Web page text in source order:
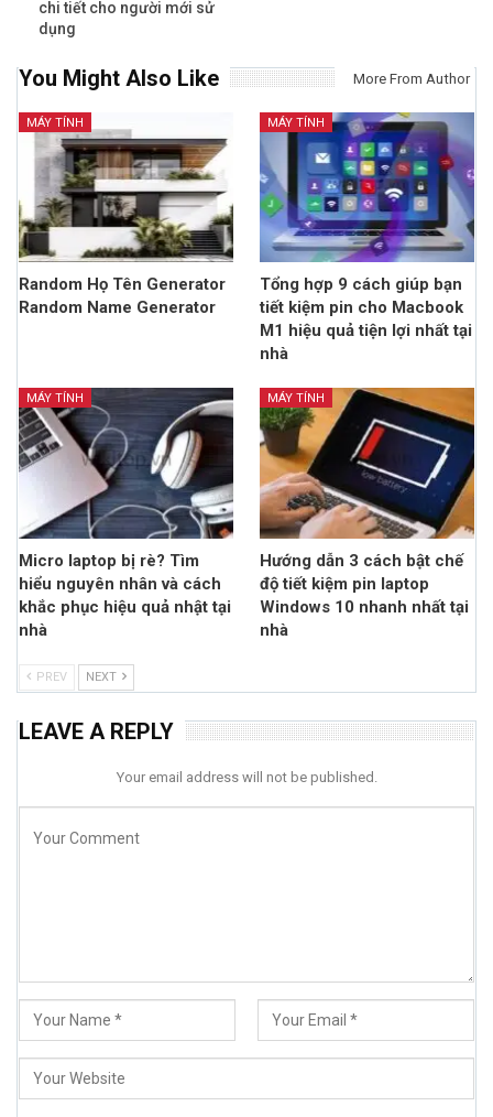
chi tiết cho người mới sử
dụng
You Might Also Like More From Author
MÁY TÍNH
Random Họ Tên Generator
Random Name Generator
MÁY TÍNH
Tổng hợp 9 cách giúp bạn
tiết kiệm pin cho Macbook
M1 hiệu quả tiện lợi nhất tại
nhà
MÁY TÍNH
Micro laptop bị rè? Tìm
hiểu nguyên nhân và cách
khắc phục hiệu quả nhật tại
nhà
MÁY TÍNH
Hướng dẫn 3 cách bật chế
độ tiết kiệm pin laptop
Windows 10 nhanh nhất tại
nhà
PREV NEXT
LEAVE A REPLY
Your email address will not be published.